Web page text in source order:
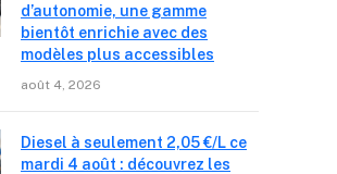
d’autonomie, une gamme
bientôt enrichie avec des
modèles plus accessibles
août 4, 2026
Diesel à seulement 2,05 €/L ce
mardi 4 août : découvrez les